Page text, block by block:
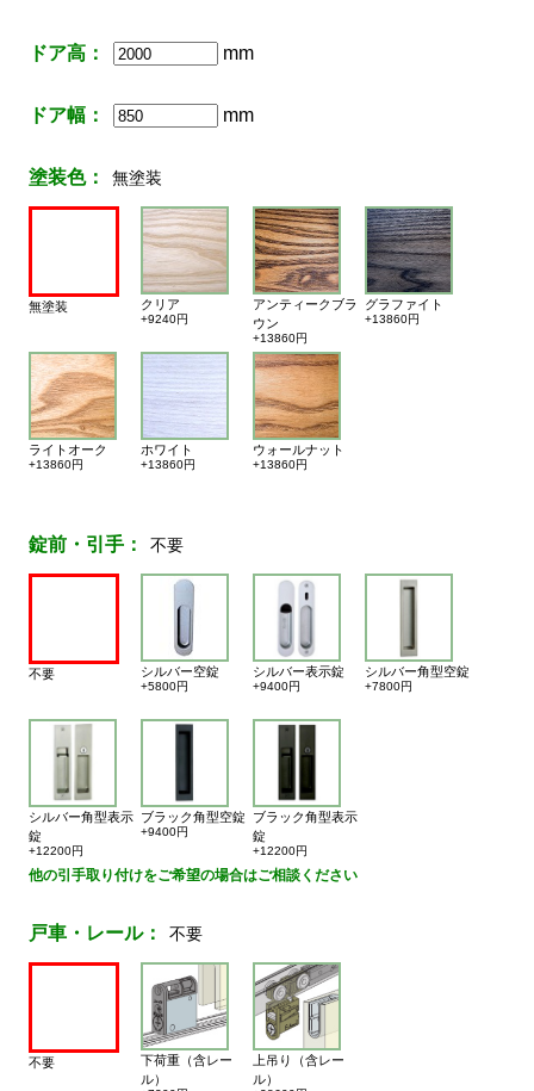
ドア高： mm
ドア幅： mm
塗装色： 無塗装
無塗装 クリア
+9240円
アンティークブラ
ウン
+13860円
グラファイト
+13860円
ライトオーク
+13860円
ホワイト
+13860円
ウォールナット
+13860円
錠前・引手： 不要
不要 シルバー空錠
+5800円
シルバー表示錠
+9400円
シルバー角型空錠
+7800円
シルバー角型表示
錠
+12200円
ブラック角型空錠
+9400円
ブラック角型表示
錠
+12200円
他の引手取り付けをご希望の場合はご相談ください
戸車・レール： 不要
不要
下荷重（含レー
ル）
上吊り（含レー
ル）